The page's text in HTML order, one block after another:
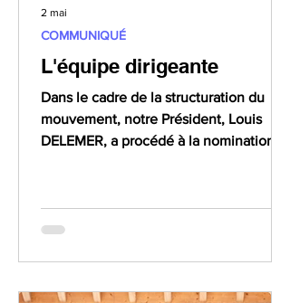
L'équipe dirigeante
Dans le cadre de la structuration du
mouvement, notre Président, Louis
DELEMER, a procédé à la nomination
de l’Assemblée générale réunie le
mercredi 29 avril 2026. Le Bureau
politique, la coordination des actions et
COMMUNIQUÉ
2 mai